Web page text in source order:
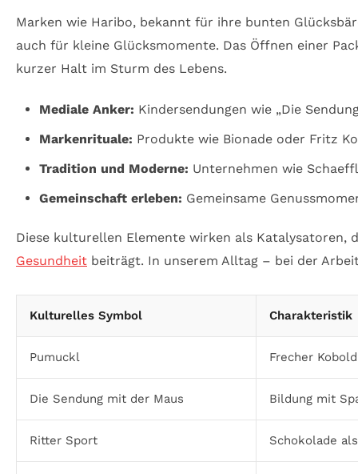
Marken wie Haribo, bekannt für ihre bunten
auch für kleine Glücksmomente. Das Öffnen einer
kurzer Halt im Sturm des Lebens.
Mediale Anker: Kindersendungen wie „Die
Markenrituale: Produkte wie Bionade oder Fritz
Tradition und Moderne: Unternehmen wie
Gemeinschaft erleben: Gemeinsame
Diese kulturellen Elemente wirken als
Gesundheit beiträgt. In unserem Alltag – bei der
Kulturelles Symbol Charakteristik
Pumuckl Frecher
Die Sendung mit der Maus Bildung mit
Ritter Sport Schokolade